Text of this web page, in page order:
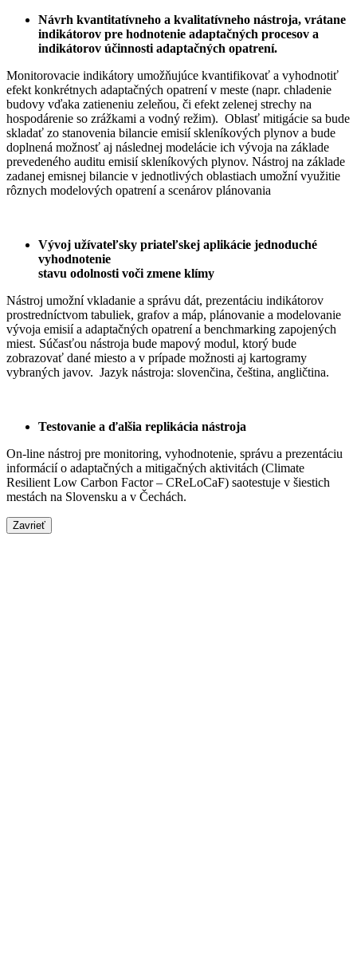
Návrh kvantitatívneho a kvalitatívneho nástroja, vrátane
indikátorov pre hodnotenie adaptačných procesov a
indikátorov účinnosti adaptačných opatrení.
Monitorovacie indikátory umožňujúce kvantifikovať a vyhodnotiť
efekt konkrétnych adaptačných opatrení v meste (napr. chladenie
budovy vďaka zatieneniu zeleňou, či efekt zelenej strechy na
hospodárenie so zrážkami a vodný režim). Oblasť mitigácie sa bude
skladať zo stanovenia bilancie emisií skleníkových plynov a bude
doplnená možnosť aj následnej modelácie ich vývoja na základe
prevedeného auditu emisií skleníkových plynov. Nástroj na základe
zadanej emisnej bilancie v jednotlivých oblastiach umožní využitie
rôznych modelových opatrení a scenárov plánovania
Vývoj užívateľsky priateľskej aplikácie jednoduché
vyhodnotenie
stavu odolnosti voči zmene klímy
Nástroj umožní vkladanie a správu dát, prezentáciu indikátorov
prostredníctvom tabuliek, grafov a máp, plánovanie a modelovanie
vývoja emisií a adaptačných opatrení a benchmarking zapojených
miest. Súčasťou nástroja bude mapový modul, ktorý bude
zobrazovať dané miesto a v prípade možnosti aj kartogramy
vybraných javov. Jazyk nástroja: slovenčina, čeština, angličtina.
Testovanie a ďalšia replikácia nástroja
On-line nástroj pre monitoring, vyhodnotenie, správu a prezentáciu
informácií o adaptačných a mitigačných aktivitách (Climate
Resilient Low Carbon Factor – CReLoCaF) saotestuje v šiestich
mestách na Slovensku a v Čechách.
Zavrieť